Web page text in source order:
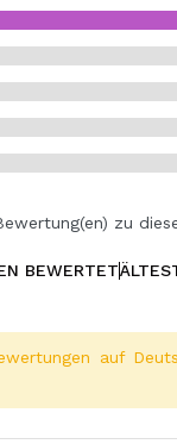
zu
BEWERTET
auf